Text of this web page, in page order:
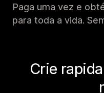
Paga uma vez e
para toda a vida.
Crie